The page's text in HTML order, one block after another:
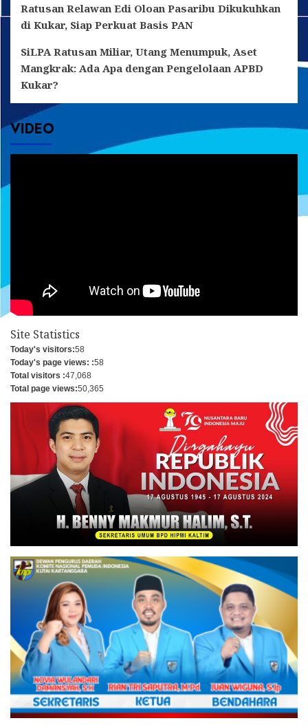
Ratusan Relawan Edi Oloan Pasaribu Dikukuhkan
di Kukar, Siap Perkuat Basis PAN
SiLPA Ratusan Miliar, Utang Menumpuk, Aset
Mangkrak: Ada Apa dengan Pengelolaan APBD
Kukar?
VIDEO
Site Statistics
Today's visitors:58
Today's page views: :58
Total visitors :47,068
Total page views:50,365